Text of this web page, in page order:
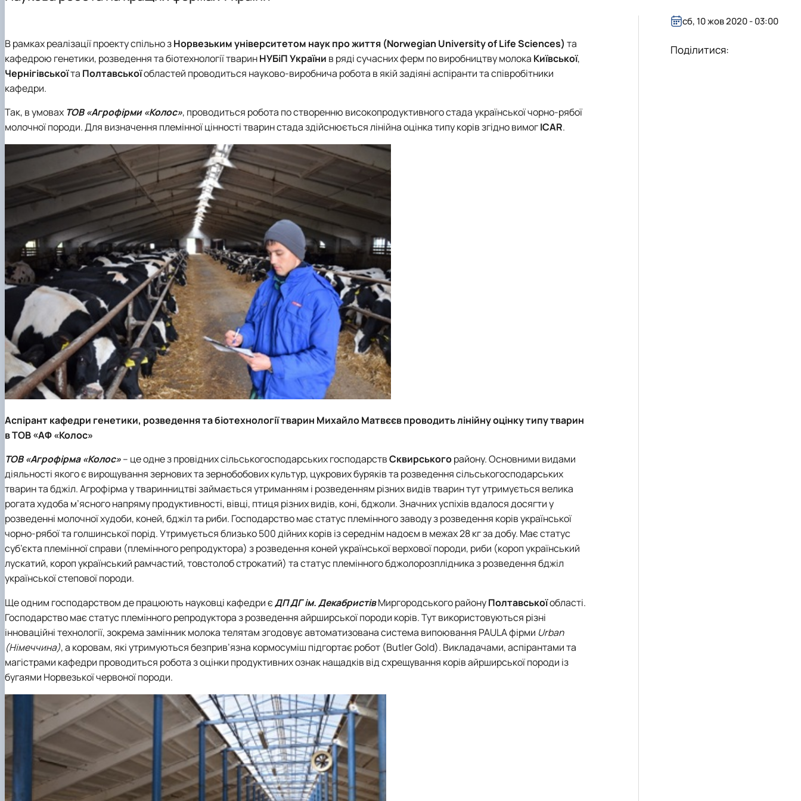
Навчальні лабораторії
Практика студентів
Наукові гуртки
Гурток "Розведення та селекція тварин"
В рамках реалізації проекту спільно зНорвезьким університетом наук про життя (Norwegian University of Life Sciences) та
кафедрою генетики, розведення та біотехнології тваринНУБіП України в ряді сучасних ферм по виробництву молока Київської,
Чернігівськоїта Полтавськоїобластей проводиться науково-виробнича робота в якій задіяні аспіранти та співробітники
кафедри.
Так, в умовах ТОВ «Агрофірми «Колос», проводиться робота по створенню високопродуктивного стада української чорно-рябої
молочної породи. Для визначення племінної цінності тварин стада здійснюється лінійна оцінка типу корів згідно вимогICAR.
Аспірант кафедри генетики, розведення та біотехнології тварин Михайло Матвєєв проводить лінійну оцінку типу тварин
в ТОВ «АФ «Колос»
ТОВ «Агрофірма «Колос»– це одне з провідних сільськогосподарських господарствСквирськогорайону. Основними видами
діяльності якого є вирощування зернових та зернобобових культур, цукрових буряків та розведення сільськогосподарських
тварин та бджіл. Агрофірма у тваринництві займається утриманням і розведенням різних видів тварин тут утримується велика
рогата худоба м’ясного напряму продуктивності, вівці, птиця різних видів, коні, бджоли. Значних успіхів вдалося досягти у
розведенні молочної худоби, коней, бджіл та риби. Господарство має статус племінного заводу з розведення корів української
чорно-рябої та голшинської порід. Утримується близько 500 дійних корів із середнім надоєм в межах 28 кг за добу. Має статус
суб’єкта племінної справи (племінного репродуктора) з розведення коней української верхової породи, риби (короп український
лускатий, короп український рамчастий, товстолоб строкатий) та статус племінного бджолорозплідника з розведення бджіл
української степової породи.
Ще одним господарством де працюють науковці кафедри єДП ДГ ім. ДекабристівМиргородського районуПолтавськоїобласті.
Господарство має статус племінного репродуктора з розведення айрширської породи корів. Тут використовуються різні
інноваційні технології, зокрема замінник молока телятам згодовує автоматизована система випоювання PAULA фірми Urban
(Німеччина), а коровам, які утримуються безприв’язна кормосуміш підгортає робот (Butler Gold). Викладачами, аспірантами та
магістрами кафедри проводиться робота з оцінки продуктивних ознак нащадків від схрещування корів айрширської породи із
бугаями Норвезької червоної породи.
сб, 10 жов 2020 - 03:00
Поділитися: